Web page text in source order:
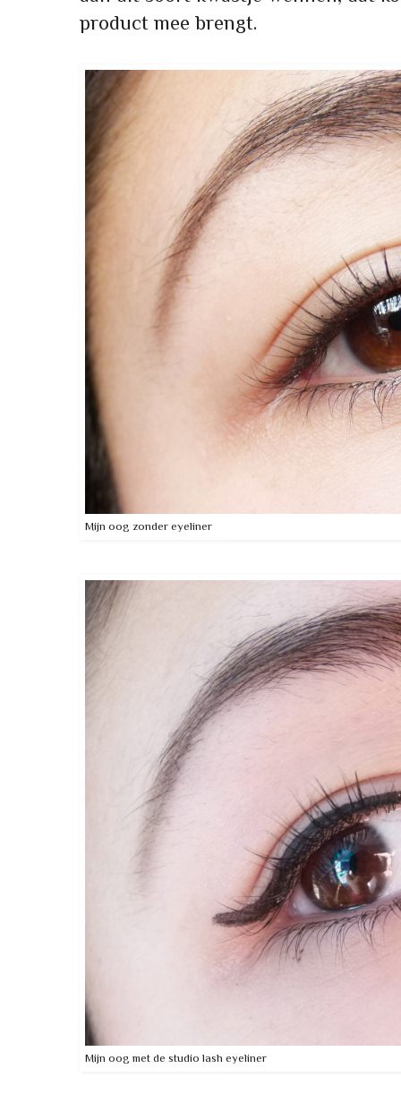
product mee brengt.
Mijn oog zonder eyeliner
Mijn oog met de studio lash eyeliner